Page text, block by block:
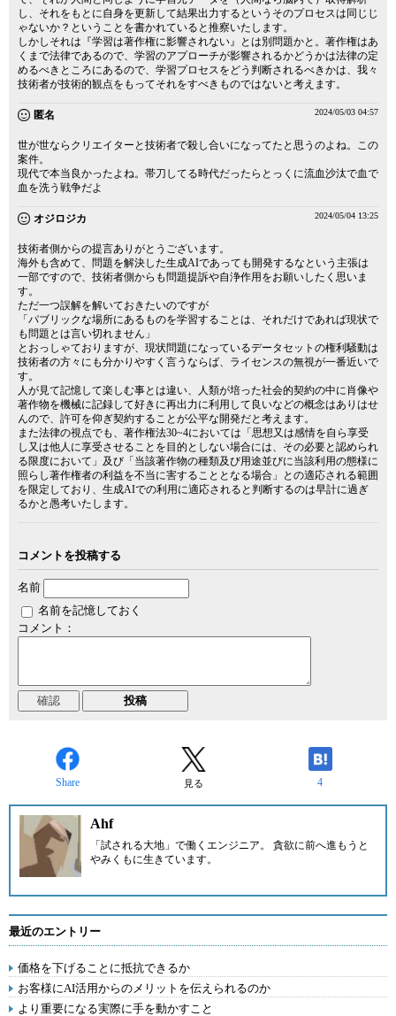
し、それをもとに自身を更新して結果出力するというそのプロセスは同じじ
ゃないか？ということを書かれていると推察いたします。
しかしそれは『学習は著作権に影響されない』とは別問題かと。著作権はあ
くまで法律であるので、学習のアプローチが影響されるかどうかは法律の定
めるべきところにあるので、学習プロセスをどう判断されるべきかは、我々
技術者が技術的観点をもってそれをすべきものではないと考えます。
匿名 2024/05/03 04:57
世が世ならクリエイターと技術者で殺し合いになってたと思うのよね。この
案件。
現代で本当良かったよね。帯刀してる時代だったらとっくに流血沙汰で血で
血を洗う戦争だよ
オジロジカ 2024/05/04 13:25
技術者側からの提言ありがとうございます。
海外も含めて、問題を解決した生成AIであっても開発するなという主張は
一部ですので、技術者側からも問題提訴や自浄作用をお願いしたく思いま
す。
ただ一つ誤解を解いておきたいのですが
「パブリックな場所にあるものを学習することは、それだけであれば現状で
も問題とは言い切れません」
とおっしゃておりますが、現状問題になっているデータセットの権利騒動は
技術者の方々にも分かりやすく言うならば、ライセンスの無視が一番近いで
す。
人が見て記憶して楽しむ事とは違い、人類が培った社会的契約の中に肖像や
著作物を機械に記録して好きに再出力に利用して良いなどの概念はありはせ
んので、許可を仰ぎ契約することが公平な開発だと考えます。
また法律の視点でも、著作権法30~4においては「思想又は感情を自ら享受
し又は他人に享受させることを目的としない場合には、その必要と認められ
る限度において」及び「当該著作物の種類及び用途並びに当該利用の態様に
照らし著作権者の利益を不当に害することとなる場合」との適応される範囲
を限定しており、生成AIでの利用に適応されると判断するのは早計に過ぎ
るかと愚考いたします。
コメントを投稿する
名前
名前を記憶しておく
コメント：
Share 見る 4
Ahf
「試される大地」で働くエンジニア。 貪欲に前へ進もうと
やみくもに生きています。
最近のエントリー
価格を下げることに抵抗できるか
お客様にAI活用からのメリットを伝えられるのか
より重要になる実際に手を動かすこと